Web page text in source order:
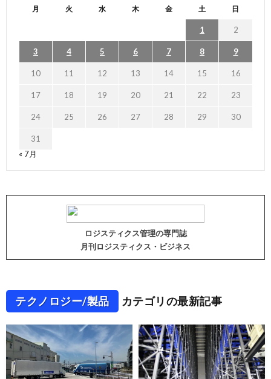
月 火 水 木 金 土 日
1 2
3 4 5 6 7 8 9
10 11 12 13 14 15 16
17 18 19 20 21 22 23
24 25 26 27 28 29 30
31
« 7月
ロジスティクス管理の専門誌
月刊ロジスティクス・ビジネス
テクノロジー/製品 カテゴリの最新記事